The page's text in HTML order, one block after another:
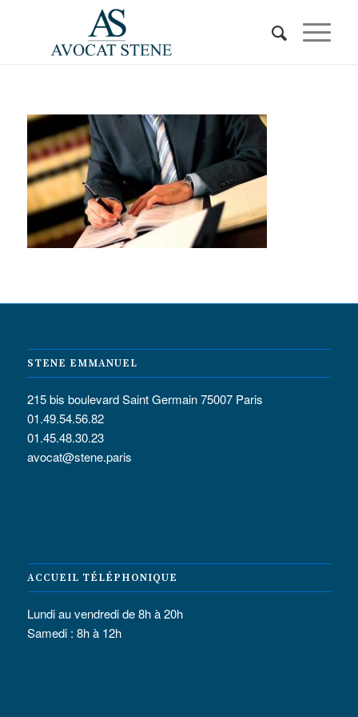
STENE EMMANUEL
215 bis boulevard Saint Germain 75007 Paris
01.49.54.56.82
01.45.48.30.23
avocat@stene.paris
ACCUEIL TÉLÉPHONIQUE
Lundi au vendredi de 8h à 20h
Samedi : 8h à 12h